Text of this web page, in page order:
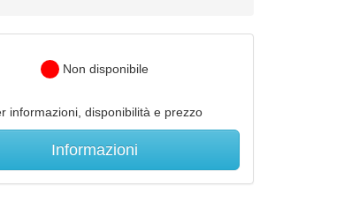
Non disponibile
informazioni, disponibilità e prezzo
Informazioni